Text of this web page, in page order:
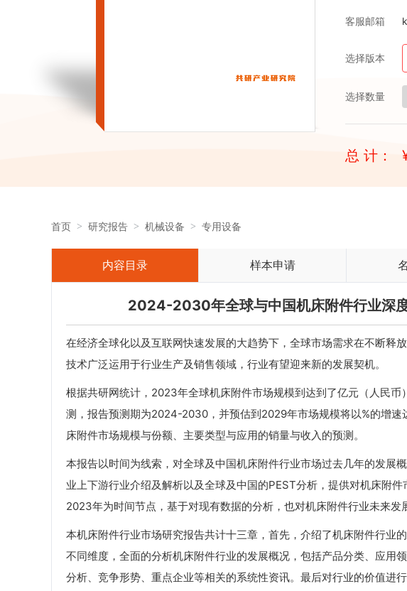
客服邮箱
选择版本
选择数量
总 计：
首页 研究报告 机械设备 专用设备
内容目录 样本申请
2024-2030年全球与中国机床附件行业深
在经济全球化以及互联网快速发展的大趋势下，全球市场需求在不断释
技术广泛运用于行业生产及销售领域，行业有望迎来新的发展契机。
根据共研网统计，2023年全球机床附件市场规模到达到了亿元（人民
测，报告预测期为2024-2030，并预估到2029年市场规模将以%的增速
床附件市场规模与份额、主要类型与应用的销量与收入的预测。
本报告以时间为线索，对全球及中国机床附件行业市场过去几年的发展
业上下游行业介绍及解析以及全球及中国的PEST分析，提供对机床附
2023年为时间节点，基于对现有数据的分析，也对机床附件行业未来发
本机床附件行业市场研究报告共计十三章，首先，介绍了机床附件行业
不同维度，全面的分析机床附件行业的发展概况，包括产品分类、应用
分析、竞争形势、重点企业等相关的系统性资讯。最后对行业的价值进